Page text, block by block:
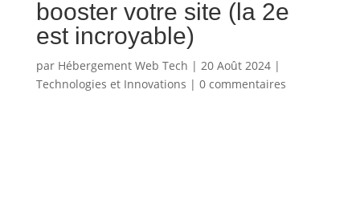
booster votre site (la 2e
est incroyable)
par Hébergement Web Tech | 20 Août 2024|
Technologies et Innovations | 0 commentaires